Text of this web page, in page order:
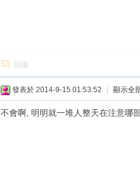
回復
發表於 2014-9-15 01:53:52 顯示全
不會啊, 明明就一堆人整天在注意哪